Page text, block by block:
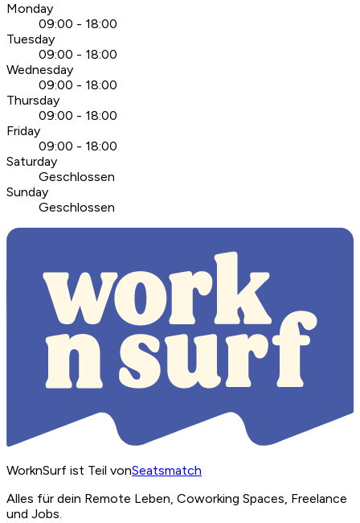
Monday
09:00 - 18:00
Tuesday
09:00 - 18:00
Wednesday
09:00 - 18:00
Thursday
09:00 - 18:00
Friday
09:00 - 18:00
Saturday
Geschlossen
Sunday
Geschlossen
WorknSurf ist Teil vonSeatsmatch
Alles für dein Remote Leben, Coworking Spaces, Freelance
und Jobs.